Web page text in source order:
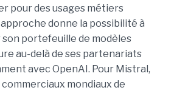
pour des usages métiers
donne la possibilité à
son portefeuille de modèles
au-delà de ses partenariats
avec OpenAI. Pour Mistral,
commerciaux mondiaux de